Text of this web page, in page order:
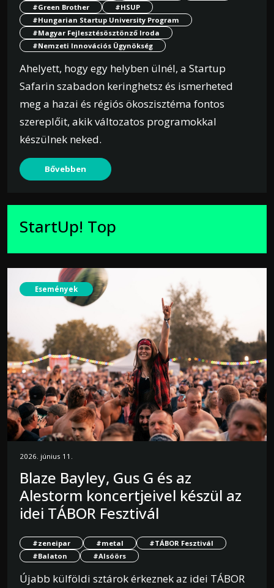
#Green Brother
#HSUP
#Hungarian Startup University Program
#Magyar Fejlesztésösztönző Iroda
#Nemzeti Innovációs Ügynökség
Ahelyett, hogy egy helyben ülnél, a Startup
Safarin szabadon keringhetsz és ismerheted
meg a hazai és régiós ökoszisztéma fontos
szereplőit, akik változatos programokkal
készülnek neked.
Bővebben
StartUp! Top
Események
2026. június 11.
Blaze Bayley, Gus G és az
Alestorm koncertjeivel készül az
idei TÁBOR Fesztivál
#zeneipar #metal
#TÁBOR Fesztivál
#Balaton
#Alsóörs
Újabb külföldi sztárok érkeznek az idei TÁBOR